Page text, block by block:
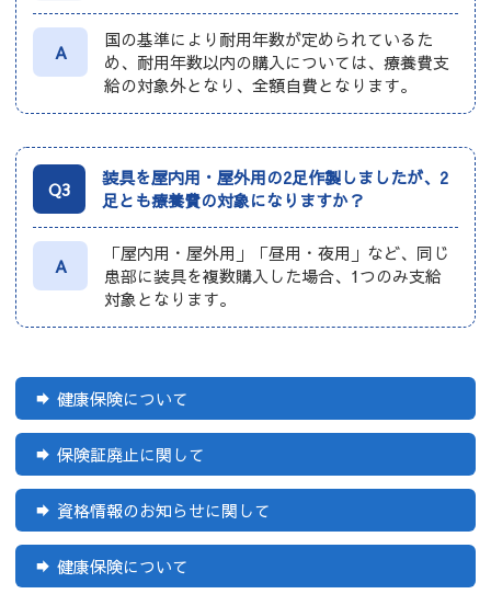
健康保険について
保険証廃止に関して
資格情報のお知らせに関して
健康保険について
A
国の基準により耐用年数が定められているた
め、耐用年数以内の購入については、療養費支
給の対象外となり、全額自費となります。
Q3
装具を屋内用・屋外用の2足作製しましたが、2
足とも療養費の対象になりますか？
A
「屋内用・屋外用」「昼用・夜用」など、同じ
患部に装具を複数購入した場合、1つのみ支給
対象となります。